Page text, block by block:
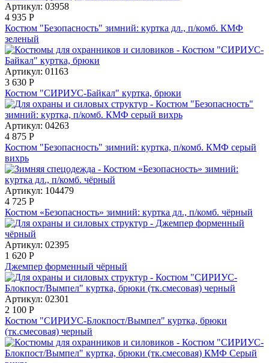
Артикул: 03958
4 935 Р
Костюм "Безопасность" зимний: куртка дл., п/комб. КМФ
зеленый
Артикул: 01163
3 630 Р
Костюм "СИРИУС-Байкал" куртка, брюки
Артикул: 04263
4 875 Р
Костюм "Безопасность" зимний: куртка, п/комб. КМФ серый
вихрь
Артикул: 104479
4 725 Р
Костюм «Безопасность» зимний: куртка дл., п/комб. чёрный
Артикул: 02395
1 620 Р
Джемпер форменный чёрный
Артикул: 02301
2 100 Р
Костюм "СИРИУС-Блокпост/Вымпел" куртка, брюки
(тк.смесовая) черный